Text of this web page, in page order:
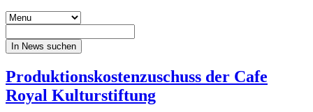
In News suchen
Produktionskostenzuschuss der Cafe
Royal Kulturstiftung